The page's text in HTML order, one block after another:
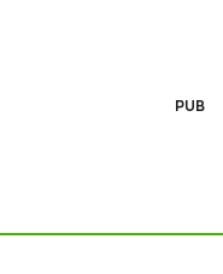
PUB